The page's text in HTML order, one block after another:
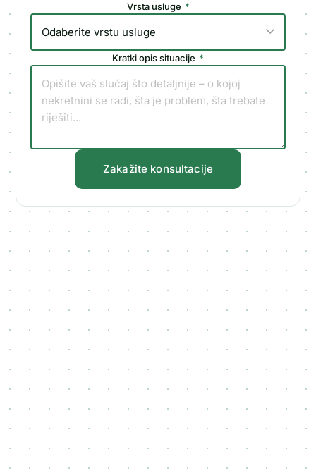
Vrsta usluge *
Kratki opis situacije *
Zakažite konsultacije